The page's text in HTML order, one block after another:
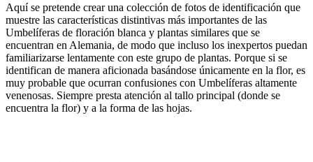
Aquí se pretende crear una colección de fotos de identificación que
muestre las características distintivas más importantes de las
Umbelíferas de floración blanca y plantas similares que se
encuentran en Alemania, de modo que incluso los inexpertos puedan
familiarizarse lentamente con este grupo de plantas. Porque si se
identifican de manera aficionada basándose únicamente en la flor, es
muy probable que ocurran confusiones con Umbelíferas altamente
venenosas. Siempre presta atención al tallo principal (donde se
encuentra la flor) y a la forma de las hojas.